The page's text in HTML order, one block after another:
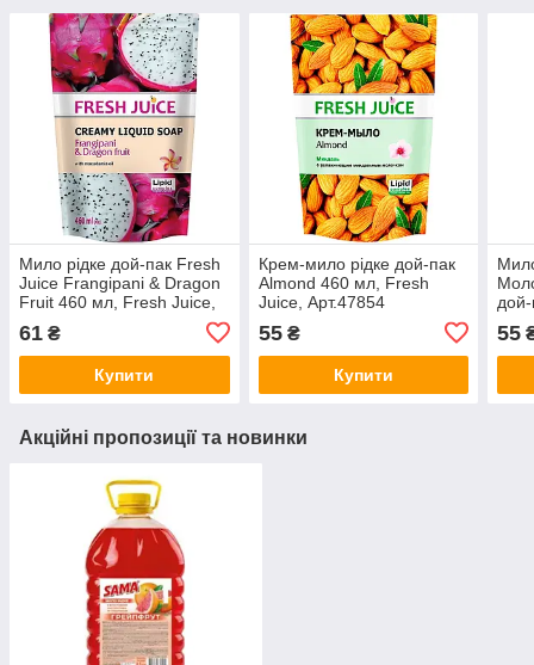
Мило рідке дой-пак Fresh
Juice Frangipani & Dragon
Fruit 460 мл, Fresh Juice,
61 ₴
Купити
Крем-мило рідке дой-пак
Almond 460 мл, Fresh
Juice, Арт.47854
55₴
Купити
55
Акційні пропозиції та новинки